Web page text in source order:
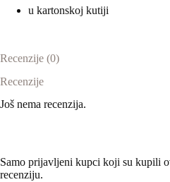
u kartonskoj kutiji
Recenzije (0)
Recenzije
Još nema recenzija.
Samo prijavljeni kupci koji su kupili
recenziju.